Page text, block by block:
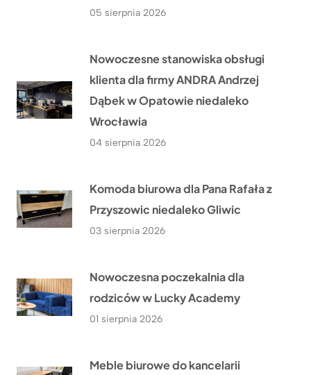
05 sierpnia 2026
Nowoczesne stanowiska obsługi
klienta dla firmy ANDRA Andrzej
Dąbek w Opatowie niedaleko
Wrocławia
04 sierpnia 2026
Komoda biurowa dla Pana Rafała z
Przyszowic niedaleko Gliwic
03 sierpnia 2026
Nowoczesna poczekalnia dla
rodziców w Lucky Academy
01 sierpnia 2026
Meble biurowe do kancelarii